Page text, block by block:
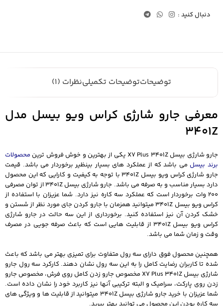
دنبال کنید :
توضیحاتتوضیحات تکمیلینظرات (1)
معرفی جارو شارژی کراس ویو بیسل مدل
3401Z
جارو شارژی بیسل X7 Plus 3401Z یکی از بهترین و خوش فروش ترین
محصولات
برند بیسل می باشد که از عملکرد های بسیار بینظیر برخوردار می باشد. قیمت
جارو شارژی کراس ویو بیسل 3401Z با توجه به کیفیت و کارایی که این محصول
دارد بسیار مناسب و به صرفه می باشد. جارو شارژی بیسل 3401Z از توان مصرفی
200 وات برخوردار است که عملکرد سه کاره نیز دارد. شما عزیزان با استفاده از
کراس ویو بیسل 3401Z میتوانید همزمان با جارو کردن جای مورد نظر از شستن و
خشک کردن آن نیز استفاده کنید. برخورداری از این سه حالت در جارو شارژی
کراس ویو بیسل 3401Z از قابلیت هایی است که باعث صرفه جویی در مصرف
وقت و زمان شما می باشد.
همچنین محصول فوق دارای سه رول متفاوت برای تمیزی بهتر می باشد که باعث
شده تا کاربران رضایت کامل را به این سه رول نشان دهند. کارکرد سه رول جارو
شارژی بیسل X7 Plus 3401Z مخصوص جارو زدن کامل روی فرش، مخصوص جارو
زدن روی پارکت، سرامیک و البته ترکیبی آنها نیز کاربرد خود را نشان داده است.
شما عزیزان با خرید جارو شارژی بیسل 3401Z میتوانید از قابلیت ها و ویژگی های
سه کاره بودن این محصول می توانید بهتر ببرید.